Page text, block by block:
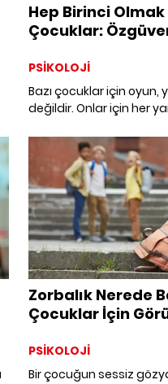
Hep Birinci
Çocuklar:
PSİKOLOJİ
Bazı çocuklar için oyun,
değildir. Onlar için her
zaferle bitmesi gereken
Kaybetmeyi ise yalnızca
adeta benliğe yönelmiş
algılarlar. Psikanalitik
durum, çocuğun iç
derin bir hikâye
Zorbalık Nerede
Çocuklar İçin
PSİKOLOJİ
Bir çocuğun sessiz